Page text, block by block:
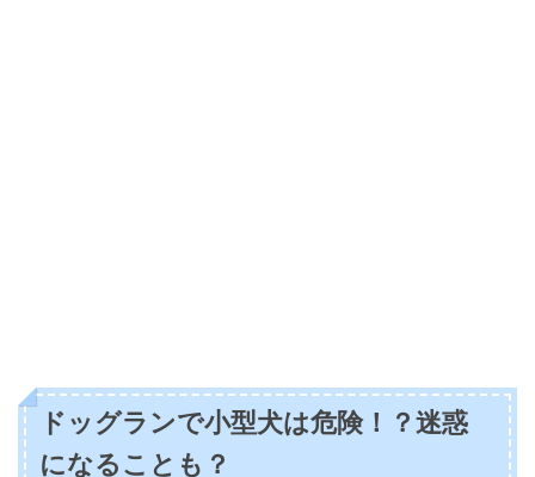
ドッグランで小型犬は危険！？迷惑
になることも？